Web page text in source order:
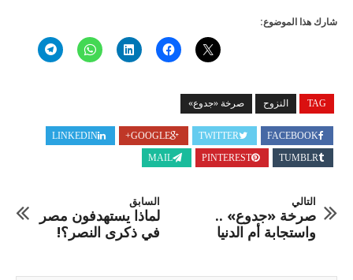
شارك هذا الموضوع:
TAG النزوح صرخة «جدوع»
FACEBOOK
TWITTER
GOOGLE+
LINKEDIN
TUMBLR
PINTEREST
MAIL
السابق
لماذا يستهدفون مصر
في ذكرى النصر؟!
التالي
صرخة «جدوع» ..
واستجابة أم الدنيا